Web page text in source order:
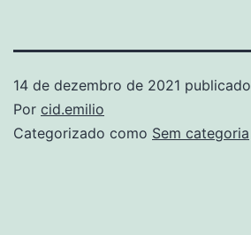
14 de dezembro de 2021 publicado
Por cid.emilio
Categorizado como Sem categoria